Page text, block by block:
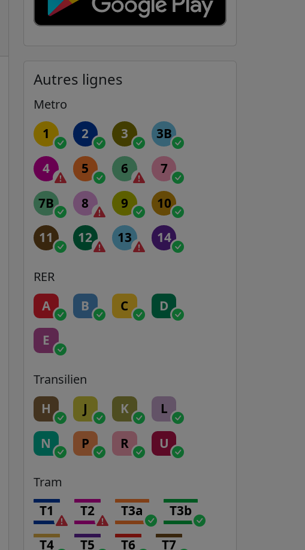
Autres lignes
Metro
1 2 3 3B
4 5 6 7
7B 8 9 10
11 12 13 14
RER
A B C D
E
Transilien
H J K L
N P R U
Tram
T1 T2 T3a T3b
T4 T5 T6 T7